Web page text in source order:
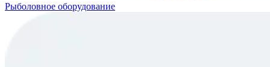
Рыболовное оборудование